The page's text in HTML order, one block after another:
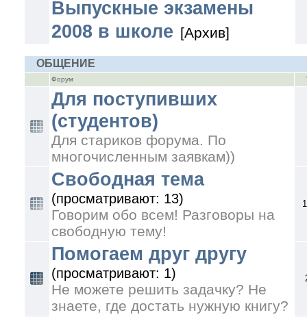
Выпускные экзамены
2008 в школе [Архив]
ОБЩЕНИЕ
Форум
Для поступивших
(студентов)
Для стариков форума. По
многочисленным заявкам))
Свободная тема
(просматривают: 13)
Говорим обо всем! Разговоры на
свободную тему!
Помогаем друг другу
(просматривают: 1)
Не можете решить задачку? Не
знаете, где достать нужную книгу?